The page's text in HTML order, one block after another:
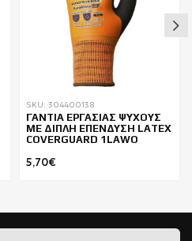
SKU: 304400138
ΓΑΝΤΙΑ ΕΡΓΑΣΙΑΣ ΨΥΧΟΥΣ
ΜΕ ΔΙΠΛΗ ΕΠΕΝΔΥΣΗ LATEX
COVERGUARD 1LAWO
5,70€